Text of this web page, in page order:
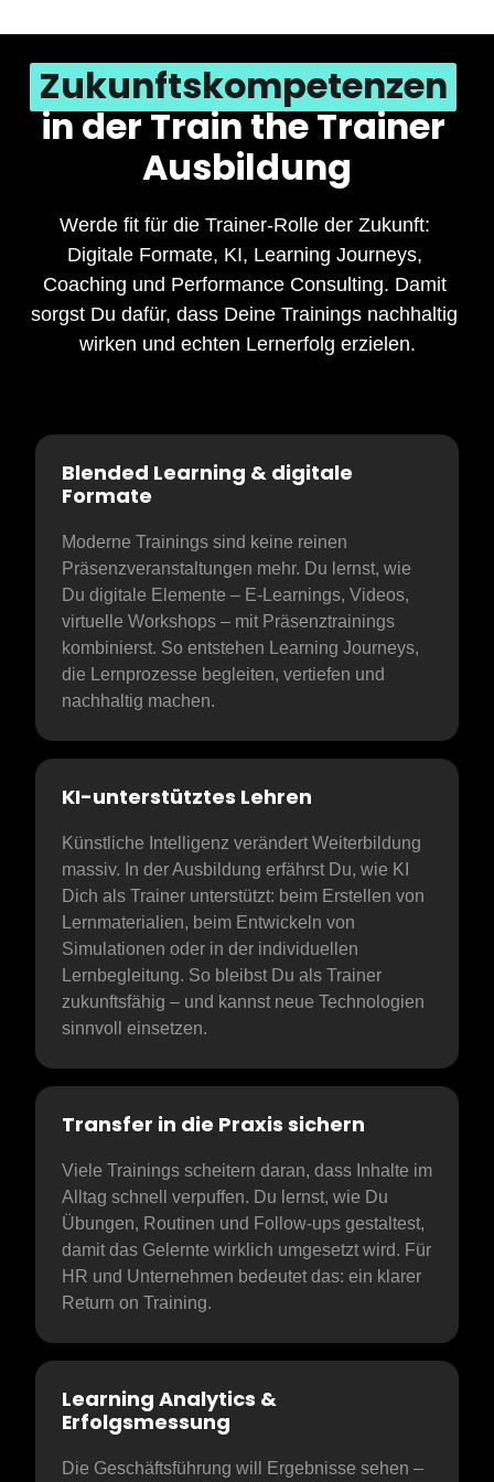
Lernbegleiter aus – eine Kompetenz, die für
Unternehmen zunehmend an Bedeutung gewinnt.
Zukunftskompetenzen
in der Train the Trainer
Ausbildung
Werde fit für die Trainer-Rolle der Zukunft:
Digitale Formate, KI, Learning Journeys,
Coaching und Performance Consulting. Damit
sorgst Du dafür, dass Deine Trainings nachhaltig
wirken und echten Lernerfolg erzielen.
Blended Learning & digitale
Formate
Moderne Trainings sind keine reinen
Präsenzveranstaltungen mehr. Du lernst, wie
Du digitale Elemente – E-Learnings, Videos,
virtuelle Workshops – mit Präsenztrainings
kombinierst. So entstehen Learning Journeys,
die Lernprozesse begleiten, vertiefen und
nachhaltig machen.
KI-unterstütztes Lehren
Künstliche Intelligenz verändert Weiterbildung
massiv. In der Ausbildung erfährst Du, wie KI
Dich als Trainer unterstützt: beim Erstellen von
Lernmaterialien, beim Entwickeln von
Simulationen oder in der individuellen
Lernbegleitung. So bleibst Du als Trainer
zukunftsfähig – und kannst neue Technologien
sinnvoll einsetzen.
Transfer in die Praxis sichern
Viele Trainings scheitern daran, dass Inhalte im
Alltag schnell verpuffen. Du lernst, wie Du
Übungen, Routinen und Follow-ups gestaltest,
damit das Gelernte wirklich umgesetzt wird. Für
HR und Unternehmen bedeutet das: ein klarer
Return on Training.
Learning Analytics &
Erfolgsmessung
Die Geschäftsführung will Ergebnisse sehen –